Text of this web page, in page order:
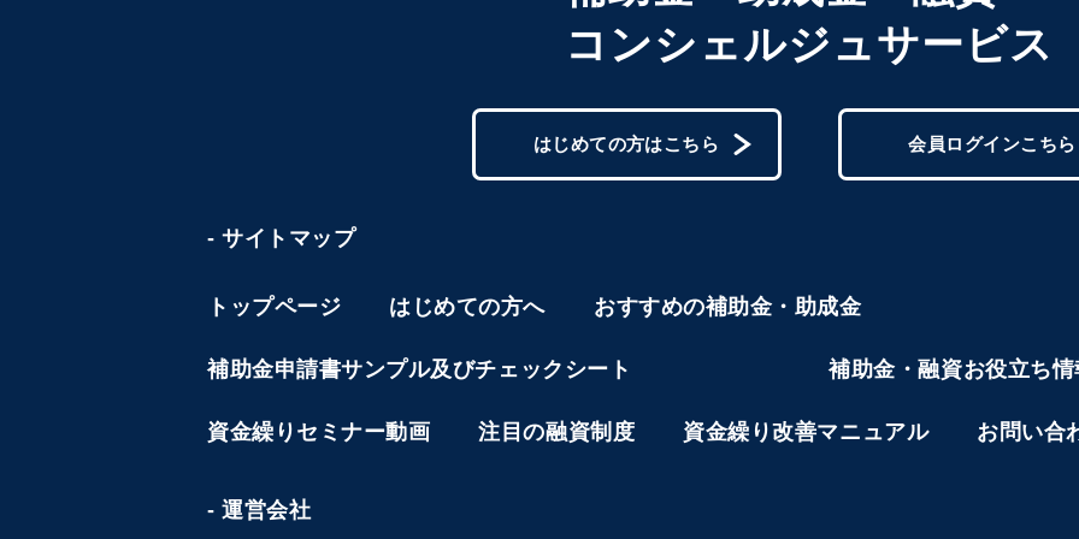
コンシェルジュサービス
はじめての方はこちら 会員ログインこちら
- サイトマップ
トップページ はじめての方へ おすすめの補助金・助成金
補助金申請書サンプル及びチェックシート 補助金・融資お役立ち情
資金繰りセミナー動画 注目の融資制度 資金繰り改善マニュアル お問い合
- 運営会社